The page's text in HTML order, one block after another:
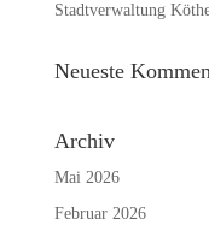
Stadtverwaltung
Neueste
Archiv
Mai 2026
Februar 2026